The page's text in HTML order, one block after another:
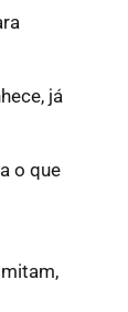
já
o que